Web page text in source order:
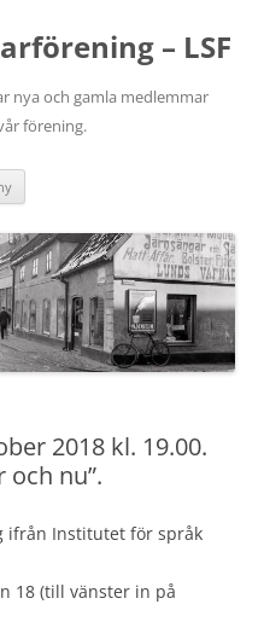
– LSF
nya och gamla medlemmar
förening.
2018 kl. 19.00.
och nu”.
ifrån Institutet för språk
18 (till vänster in på